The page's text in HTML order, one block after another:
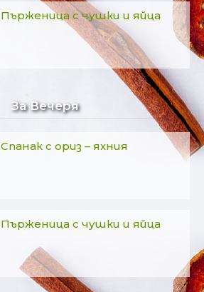
Пърженица с чушки и яйца
За Вечеря
Спанак с ориз – яхния
Пърженица с чушки и яйца